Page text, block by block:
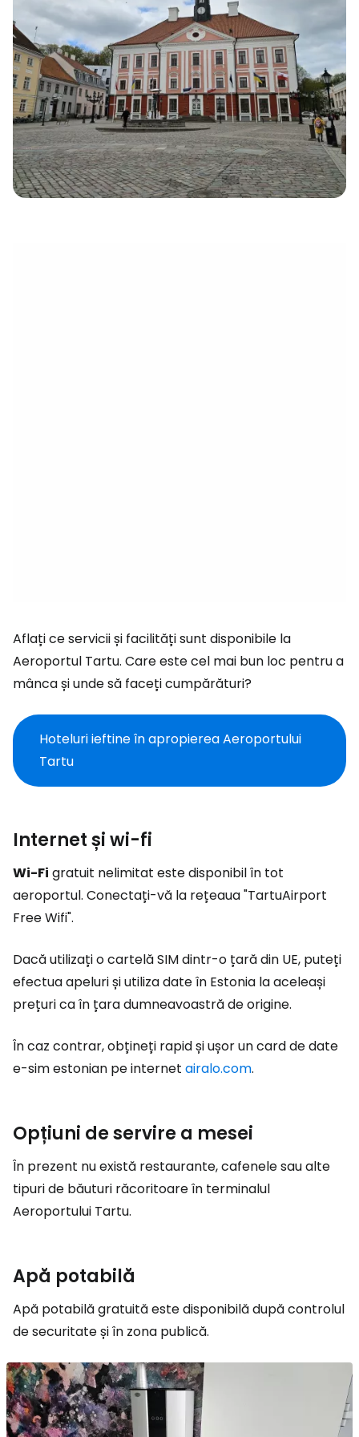
Aflați ce servicii și facilități sunt disponibile la
Aeroportul Tartu. Care este cel mai bun loc pentru a
mânca și unde să faceți cumpărături?
Hoteluri ieftine în apropierea Aeroportului
Tartu
Internet și wi-fi
Wi-Fi gratuit nelimitat este disponibil în tot
aeroportul. Conectați-vă la rețeaua "TartuAirport
Free Wifi".
Dacă utilizați o cartelă SIM dintr-o țară din UE, puteți
efectua apeluri și utiliza date în Estonia la aceleași
prețuri ca în țara dumneavoastră de origine.
În caz contrar, obțineți rapid și ușor un card de date
e-sim estonian pe internet airalo.com.
Opțiuni de servire a mesei
În prezent nu există restaurante, cafenele sau alte
tipuri de băuturi răcoritoare în terminalul
Aeroportului Tartu.
Apă potabilă
Apă potabilă gratuită este disponibilă după controlul
de securitate și în zona publică.